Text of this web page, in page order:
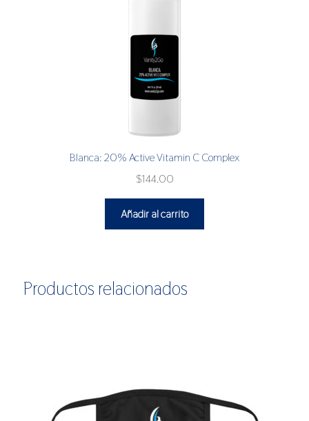
Blanca: 20% Active Vitamin C Complex
$144.00
Añadir al carrito
Productos relacionados